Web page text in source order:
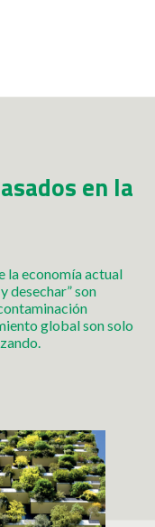
en la
la economía actual
desechar” son
global son solo